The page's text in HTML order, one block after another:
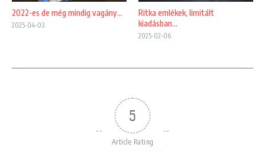
2022-es de még mindig vagány…
2025-04-03
Ritka emlékek, limitált
kiadásban…
2025-02-06
5
Article Rating